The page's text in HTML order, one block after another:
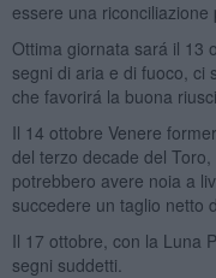
essere una riconciliazione
Ottima giornata sará il 13
segni di aria e di fuoco, ci
che favorirá la buona
Il 14 ottobre Venere
del terzo decade del
potrebbero avere noia a
succedere un taglio netto
Il 17 ottobre, con la Luna
segni suddetti.